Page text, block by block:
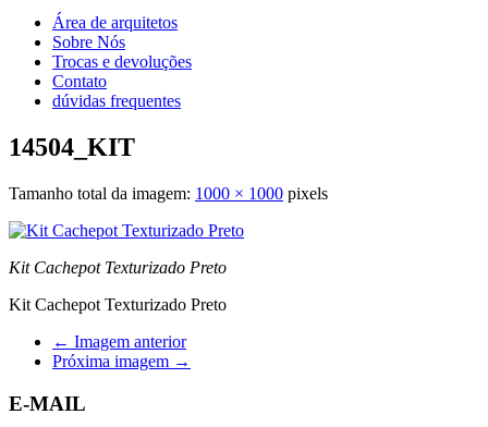
Área de arquitetos
Sobre Nós
Trocas e devoluções
Contato
dúvidas frequentes
14504_KIT
Tamanho total da imagem: 1000 × 1000 pixels
Kit Cachepot Texturizado Preto
Kit Cachepot Texturizado Preto
← Imagem anterior
Próxima imagem →
E-MAIL